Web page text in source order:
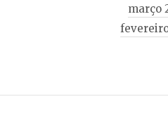
março